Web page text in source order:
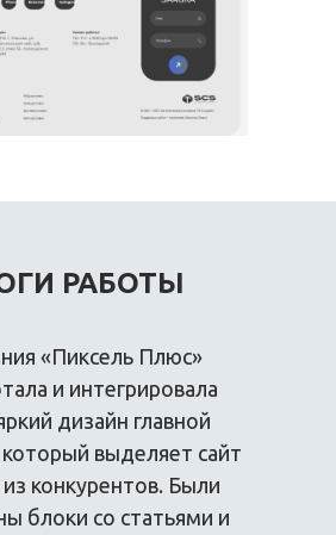
РАБОТЫ
«Пиксель Плюс»
и интегрировала
дизайн главной
выделяет сайт
конкурентов. Были
блоки со статьями и